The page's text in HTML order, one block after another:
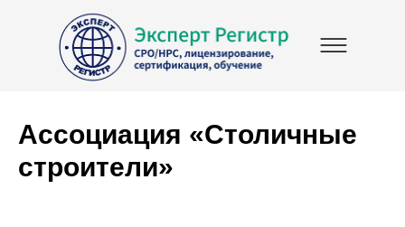
Ассоциация «Столичные
строители»